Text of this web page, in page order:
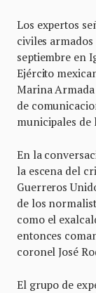
Los expertos
civiles
septiembre en
Ejército
Marina
de
municipales de
En la
la escena del
Guerreros
de los
como el
entonces
coronel José
El grupo de